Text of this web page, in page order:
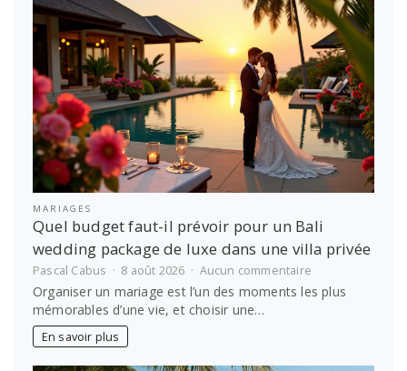
:
le
calcul
simple
pour
bien
choisir
MARIAGES
Quel budget faut-il prévoir pour un Bali
wedding package de luxe dans une villa privée
Pascal Cabus 8 août 2026 Aucun commentaire
Quel
budget
pour
Organiser un mariage est l’un des moments les plus
mémorables d’une vie, et choisir une…
En savoir plus